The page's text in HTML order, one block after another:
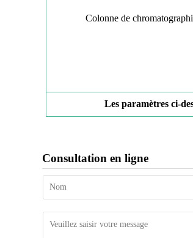
Colonne de
Les paramètres ci-
Consultation en ligne